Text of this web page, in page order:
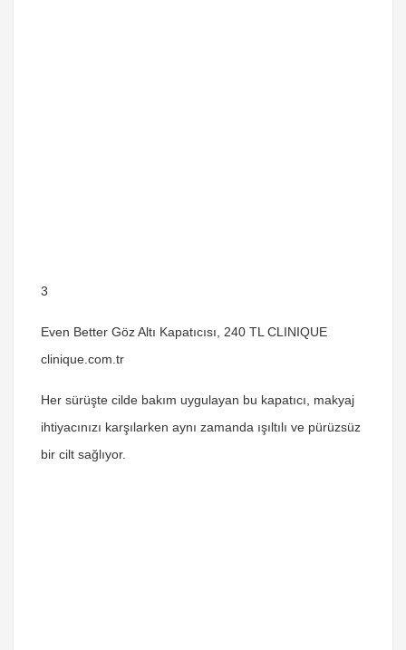
3
Even Better Göz Altı Kapatıcısı, 240 TL CLINIQUE
clinique.com.tr
Her sürüşte cilde bakım uygulayan bu kapatıcı, makyaj
ihtiyacınızı karşılarken aynı zamanda ışıltılı ve pürüzsüz
bir cilt sağlıyor.